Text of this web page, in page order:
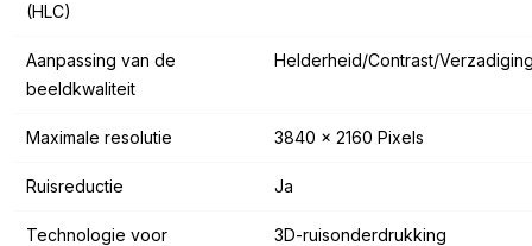
(HLC)
Aanpassing van de
beeldkwaliteit
Helderheid/Contrast/
Maximale resolutie 3840 x 2160 Pixels
Ruisreductie Ja
Technologie voor
3D-ruisonderdrukking